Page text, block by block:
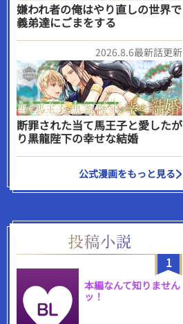
嫌われ者の俺はやり直しの世界で
義弟達にごまをする
2026.8.6最新話更新
断罪された当て馬王子と愛したが
り黒龍陛下の幸せな結婚
公式漫画をもっと見る
1
本編なんて知りません
ッ！